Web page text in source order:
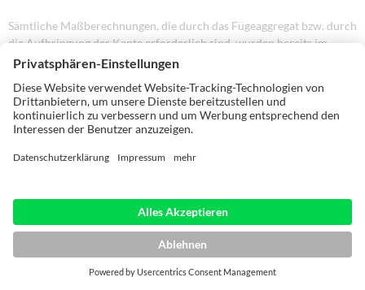
Sämtliche Maßberechnungen, die durch das Fügeaggregat bzw. durch
die Aufbringung der Kante erforderlich sind, wurden bereits im
„CabinetControl“ automatisch erledigt. Die Endbearbeitung der
Mit einer perfekten Arbeitsvorbereitung und einem optimierten
Produktionsablauf können Qualität und Wirtschaftlichkeit garantiert